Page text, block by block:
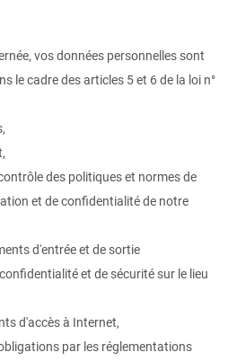
vos données personnelles sont
le cadre des articles 5 et 6 de la loi n°
des politiques et normes de
et de confidentialité de notre
d'entrée et de sortie
et de sécurité sur le lieu
d'accès à Internet,
par les réglementations